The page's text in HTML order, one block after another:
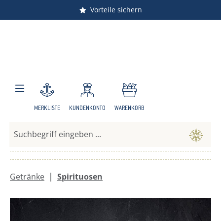
Zum Hauptinhalt springen
Vorteile sichern
MERKLISTE KUNDENKONTO WARENKORB
Getränke | Spirituosen
Bildergalerie überspringen